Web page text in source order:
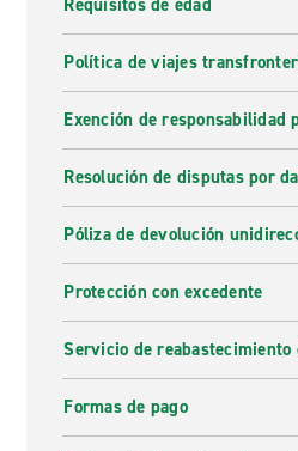
Requisitos de edad
Política de viajes
Exención de responsabilidad
Resolución de disputas por
Póliza de devolución
Protección con excedente
Servicio de reabastecimiento
Formas de pago